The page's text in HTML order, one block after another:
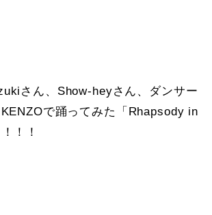
さん、Show-heyさん、ダンサー
で踊ってみた「Rhapsody in
！！